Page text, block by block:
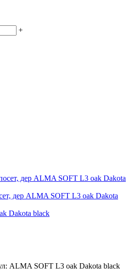
+
дер ALMA SOFT L3 oak Dakota
Dakota black
ALMA SOFT L3 oak Dakota black